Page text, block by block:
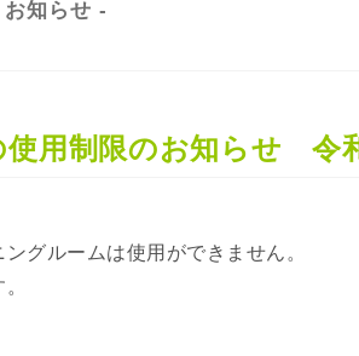
お知らせ
用制限のお知らせ 令
グルームは使用ができません。